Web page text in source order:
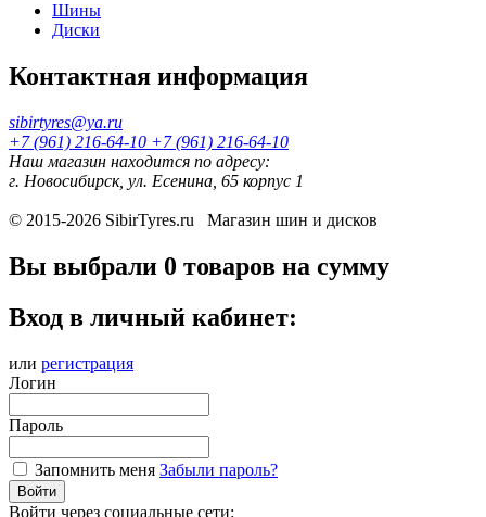
Шины
Диски
Контактная информация
sibirtyres@ya.ru
+7 (961) 216-64-10 +7 (961) 216-64-10
Наш магазин находится по адресу:
г. Новосибирск, ул. Есенина, 65 корпус 1
© 2015-2026 SibirTyres.ru Магазин шин и дисков
Вы выбрали 0 товаров на сумму
Вход в личный кабинет:
или регистрация
Логин
Пароль
Запомнить меня Забыли пароль?
Войти
Войти через социальные сети: